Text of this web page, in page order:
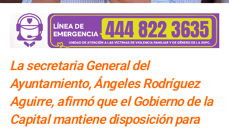
La secretaria General del
Ayuntamiento, Ángeles Rodríguez
Aguirre, afirmó que el Gobierno de la
Capital mantiene disposición para